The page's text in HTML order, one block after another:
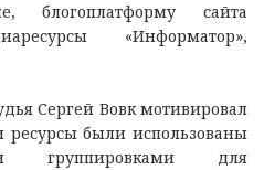
сайта
«Информатор»,
Сергей Вовк мотивировал
ресурсы были использованы
группировками для